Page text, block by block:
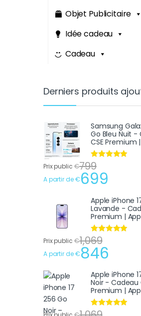
Objet Publicitaire
Idée cadeau
Cadeau
Derniers produits
Samsung
Go Bleu Nuit -
CSE Premium
Note
sur 5
Prix public €799
A partir de €699
Apple iPhone
Lavande -
Premium |
Note
sur 5
Prix public €1,069
A partir de €846
Apple iPhone
Noir - Cadeau
Premium |
Note